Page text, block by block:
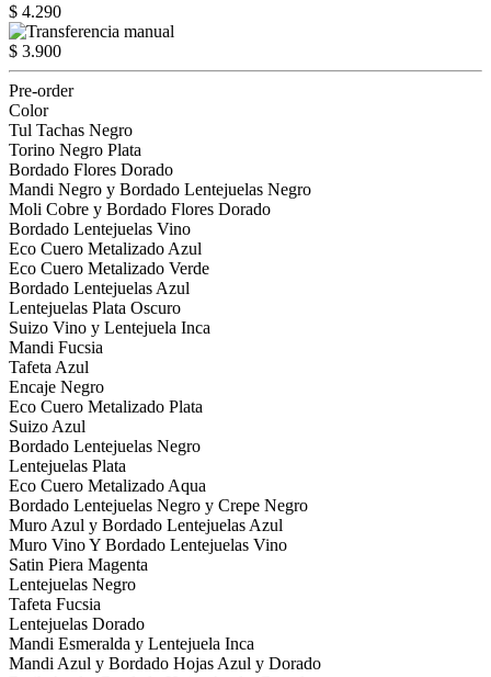
$ 4.290
$ 3.900
Pre-order
Color
Tul Tachas Negro
Torino Negro Plata
Bordado Flores Dorado
Mandi Negro y Bordado Lentejuelas Negro
Moli Cobre y Bordado Flores Dorado
Bordado Lentejuelas Vino
Eco Cuero Metalizado Azul
Eco Cuero Metalizado Verde
Bordado Lentejuelas Azul
Lentejuelas Plata Oscuro
Suizo Vino y Lentejuela Inca
Mandi Fucsia
Tafeta Azul
Encaje Negro
Eco Cuero Metalizado Plata
Suizo Azul
Bordado Lentejuelas Negro
Lentejuelas Plata
Eco Cuero Metalizado Aqua
Bordado Lentejuelas Negro y Crepe Negro
Muro Azul y Bordado Lentejuelas Azul
Muro Vino Y Bordado Lentejuelas Vino
Satin Piera Magenta
Lentejuelas Negro
Tafeta Fucsia
Lentejuelas Dorado
Mandi Esmeralda y Lentejuela Inca
Mandi Azul y Bordado Hojas Azul y Dorado